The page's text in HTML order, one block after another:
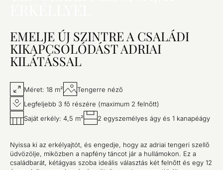
EMELJE ÚJ SZINTRE A CSALÁDI
KIKAPCSOLÓDÁST ADRIAI
KILÁTÁSSAL
Méret: 18 m²
Tengerre néző
Legfeljebb 3 fő részére (maximum 2 felnőtt)
Saját erkély: 4,5 m²
2 egyszemélyes ágy és 1 kanapéágy
Nyissa ki az erkélyajtót, és engedje, hogy az adriai tengeri szellő
üdvözölje, miközben a napfény táncot jár a hullámokon. Ez a
családbarát, kétágyas szoba ideális választás két felnőtt és egy 12